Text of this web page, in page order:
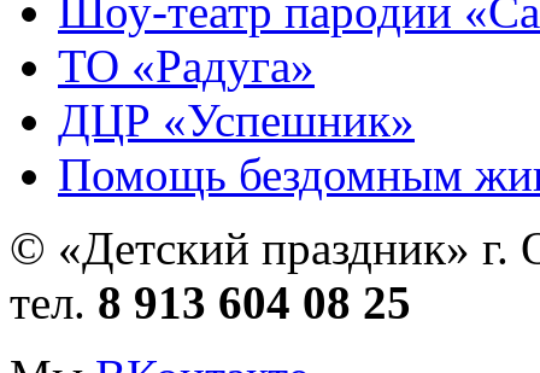
Шоу-театр пародии
ТО «Радуга»
ДЦР «Успешник»
Помощь бездомным
© «Детский праздник» г.
тел. 8 913 604 08 25